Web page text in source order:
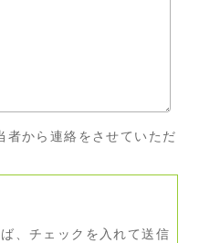
から連絡をさせていただ
、チェックを入れて送信